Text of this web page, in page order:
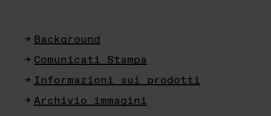
Background
Comunicati Stampa
Informazioni sui prodotti
Archivio immagini